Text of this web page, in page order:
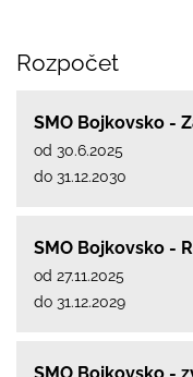
Rozpočet
SMO Bojkovsko -
od 30.6.2025
do 31.12.2030
SMO Bojkovsko -
od 27.11.2025
do 31.12.2029